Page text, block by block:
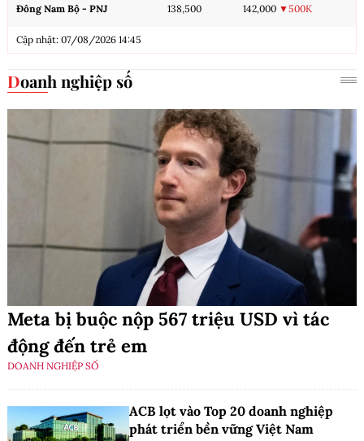
Đông Nam Bộ - PNJ 138,500 142,000 ▼500K
Cập nhật: 07/08/2026 14:45
Doanh nghiệp số
Meta bị buộc nộp 567 triệu USD vì tác
động đến trẻ em
DOANH NGHIỆP SỐ
ACB lọt vào Top 20 doanh nghiệp
phát triển bền vững Việt Nam